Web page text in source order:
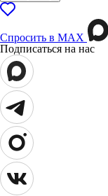
Спросить в МАХ
Подписаться на нас